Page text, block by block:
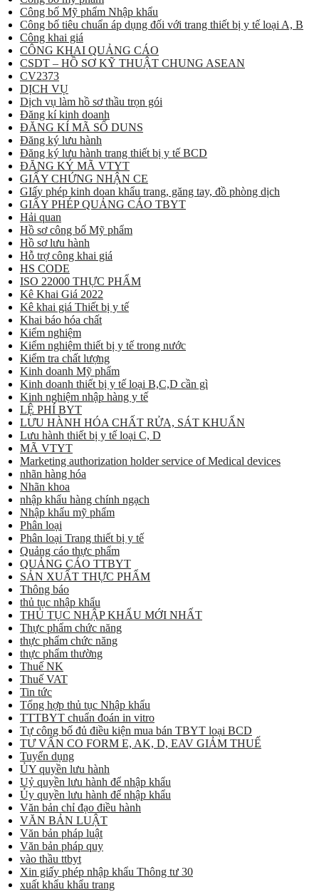
Công bố Mỹ phẩm Nhập khẩu
Công bố tiêu chuẩn áp dụng đối với trang thiết bị y tế loại A, B
Công khai giá
CÔNG KHAI QUẢNG CÁO
CSDT – HỒ SƠ KỸ THUẬT CHUNG ASEAN
CV2373
DỊCH VỤ
Dịch vụ làm hồ sơ thầu trọn gói
Đăng kí kinh doanh
ĐĂNG KÍ MÃ SỐ DUNS
Đăng ký lưu hành
Đăng ký lưu hành trang thiết bị y tế BCD
ĐĂNG KÝ MÃ VTYT
GIẤY CHỨNG NHẬN CE
GIấy phép kinh doan khẩu trang, găng tay, đồ phòng dịch
GIẤY PHÉP QUẢNG CÁO TBYT
Hải quan
Hồ sơ công bố Mỹ phẩm
Hồ sơ lưu hành
Hỗ trợ công khai giá
HS CODE
ISO 22000 THỰC PHẨM
Kê Khai Giá 2022
Kê khai giá Thiết bị y tế
Khai báo hóa chất
Kiểm nghiệm
Kiểm nghiệm thiết bị y tế trong nước
Kiểm tra chất lượng
Kinh doanh Mỹ phẩm
Kinh doanh thiết bị y tế loại B,C,D cần gì
Kinh nghiệm nhập hàng y tế
LỆ PHÍ BYT
LƯU HÀNH HÓA CHẤT RỬA, SÁT KHUẨN
Lưu hành thiết bị y tế loại C, D
MÃ VTYT
Marketing authorization holder service of Medical devices
nhãn hàng hóa
Nhãn khoa
nhập khẩu hàng chính ngạch
Nhập khẩu mỹ phẩm
Phân loại
Phân loại Trang thiết bị y tế
Quảng cáo thực phẩm
QUẢNG CÁO TTBYT
SẢN XUẤT THỰC PHẨM
Thông báo
thủ tục nhập khẩu
THỦ TỤC NHẬP KHẨU MỚI NHẤT
Thực phẩm chức năng
thực phẩm chức năng
thực phẩm thường
Thuế NK
Thuế VAT
Tin tức
Tổng hợp thủ tục Nhập khẩu
TTTBYT chuẩn đoán in vitro
Tự công bố đủ điều kiện mua bán TBYT loại BCD
TƯ VẤN CO FORM E, AK, D, EAV GIẢM THUẾ
Tuyển dụng
ỦY quyền lưu hành
Uỷ quyền lưu hành để nhập khẩu
Ủy quyền lưu hành để nhập khẩu
Văn bản chỉ đạo điều hành
VĂN BẢN LUẬT
Văn bản pháp luật
Văn bản pháp quy
vào thầu ttbyt
Xin giấy phép nhập khẩu Thông tư 30
xuất khẩu khẩu trang